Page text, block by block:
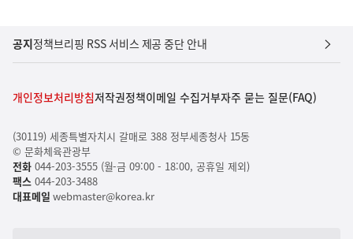
공지정책브리핑 RSS 서비스 제공 중단 안내
개인정보처리방침저작권정책이메일 수집거부자주 묻는 질문(FAQ)
(30119) 세종특별자치시 갈매로 388 정부세종청사 15동
© 문화체육관광부
전화044-203-3555 (월-금 09:00 - 18:00, 공휴일 제외)
팩스 044-203-3488
대표메일 webmaster@korea.kr